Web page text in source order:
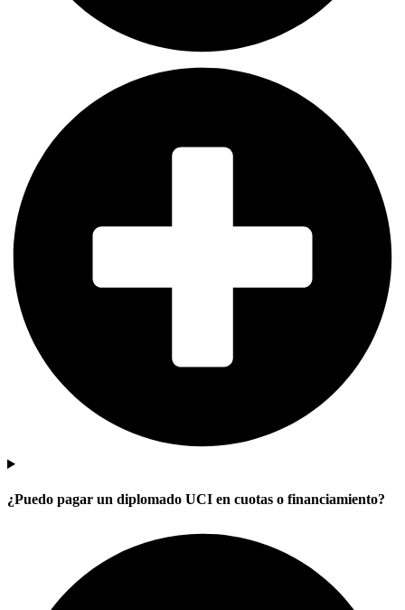
¿Puedo pagar un diplomado UCI en cuotas o financiamiento?